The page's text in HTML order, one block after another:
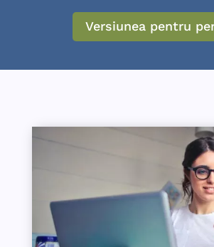
Versiunea pentru